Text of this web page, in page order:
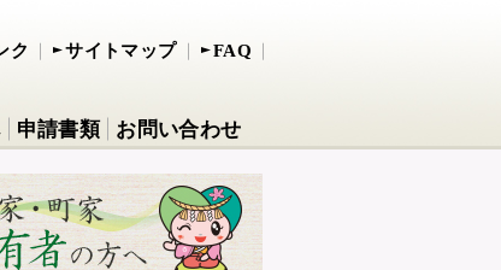
ク サイトマップ FAQ
申請書類 お問い合わせ